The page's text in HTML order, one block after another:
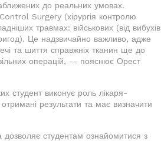
до реальних умовах.
Surgery (хірургія контролю
травмах: військових (від вибухів
Це надзвичайно важливо, адже
та шиття справжніх тканин ще до
операцій, -- пояснює Орест
студент виконує роль лікаря-
результати та має визначити
студентам ознайомитися з